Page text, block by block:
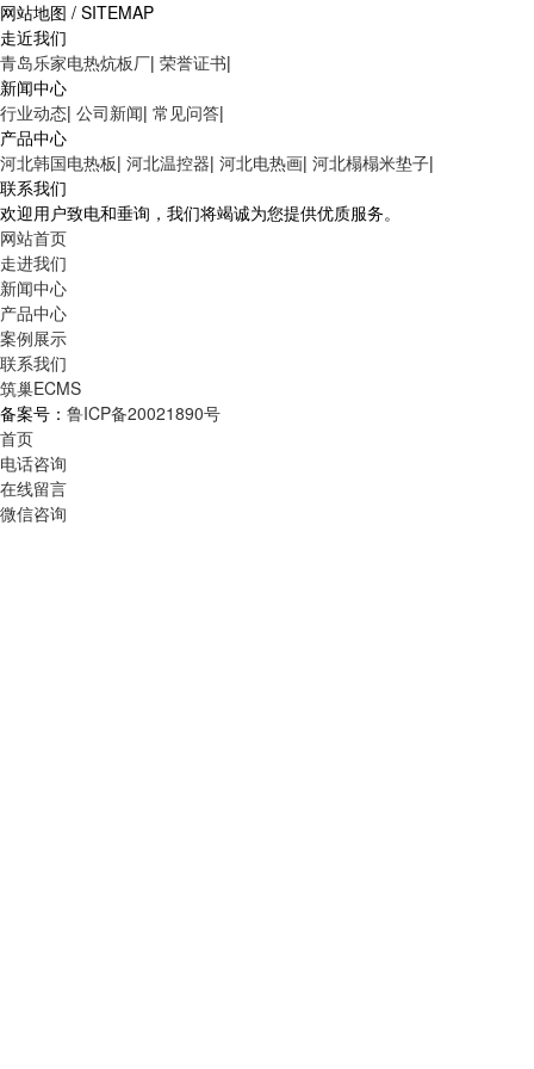
网站地图 / SITEMAP
走近我们
青岛乐家电热炕板厂| 荣誉证书|
新闻中心
行业动态| 公司新闻| 常见问答|
产品中心
河北韩国电热板| 河北温控器| 河北电热画| 河北榻榻米垫子|
联系我们
欢迎用户致电和垂询，我们将竭诚为您提供优质服务。
网站首页
走进我们
新闻中心
产品中心
案例展示
联系我们
筑巢ECMS
备案号： 鲁ICP备20021890号
首页
电话咨询
在线留言
微信咨询